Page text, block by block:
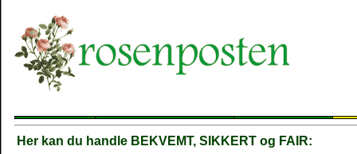
Her kan du handle BEKVEMT, SIKKERT og FAIR: